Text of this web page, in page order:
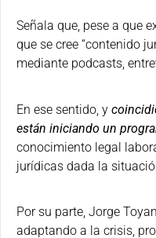
Señala que, pese a que
que se cree “contenido
mediante podcasts,
En ese sentido, y
están iniciando un
conocimiento legal
jurídicas dada la
Por su parte, Jorge
adaptando a la crisis,